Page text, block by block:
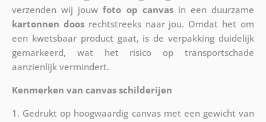
verzenden wij jouwfoto op canvasin een duurzame
kartonnen doosrechtstreeks naar jou. Omdat het om
een kwetsbaar product gaat, is de verpakking duidelijk
gemarkeerd, wat het risico op transportschade
aanzienlijk vermindert.
Kenmerken van canvas schilderijen
1. Gedrukt op hoogwaardig canvas met een gewicht van